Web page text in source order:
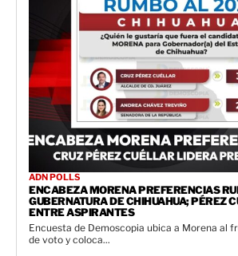
ADN POLLS
ENCABEZA MORENA PREFERENCIAS
GUBERNATURA DE CHIHUAHUA; PÉREZ
ENTRE ASPIRANTES
Encuesta de Demoscopia ubica a Morena al
de voto y coloca...